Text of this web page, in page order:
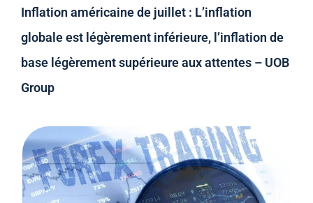
Inflation américaine de juillet : L’inflation
globale est légèrement inférieure, l’inflation de
base légèrement supérieure aux attentes – UOB
Group